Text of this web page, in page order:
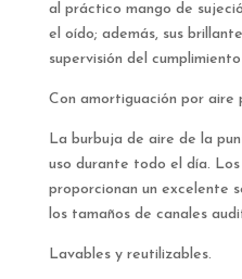
al práctico mango de
el oído; además, sus
supervisión del
Con amortiguación por aire
La burbuja de aire de la
uso durante todo el día.
proporcionan un excelente
los tamaños de canales
Lavables y reutilizables.